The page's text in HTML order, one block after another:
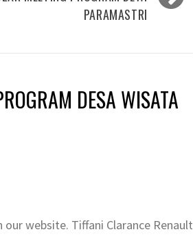
PARAMASTRI
DESA WISATA
website. Tiffani Clarance Renault